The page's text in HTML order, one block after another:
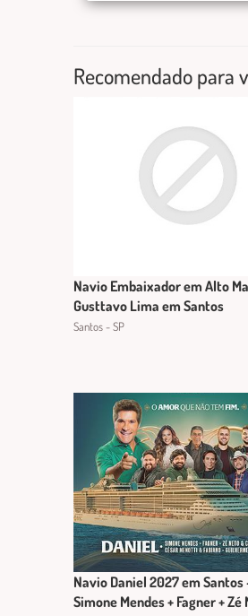
Recomendado para
Navio Embaixador em Alto
Gusttavo Lima em Santos
Santos - SP
Navio Daniel 2027 em Santos
Simone Mendes + Fagner + Zé